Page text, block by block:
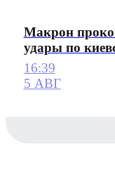
Макрон
удары по
16:39
5 АВГ